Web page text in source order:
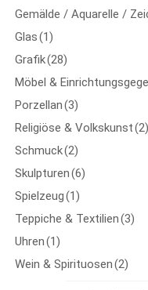
Gemälde / Aquarelle /
Glas(1)
Grafik(28)
Möbel &
Porzellan(3)
Religiöse & Volkskunst(2)
Schmuck(2)
Skulpturen(6)
Spielzeug(1)
Teppiche & Textilien(3)
Uhren(1)
Wein & Spirituosen(2)